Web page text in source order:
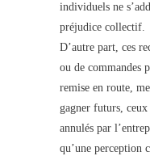
individuels ne
préjudice collectif.
D’autre part, ces
ou de commandes
remise en route,
gagner futurs, ceux
annulés par
qu’une perception